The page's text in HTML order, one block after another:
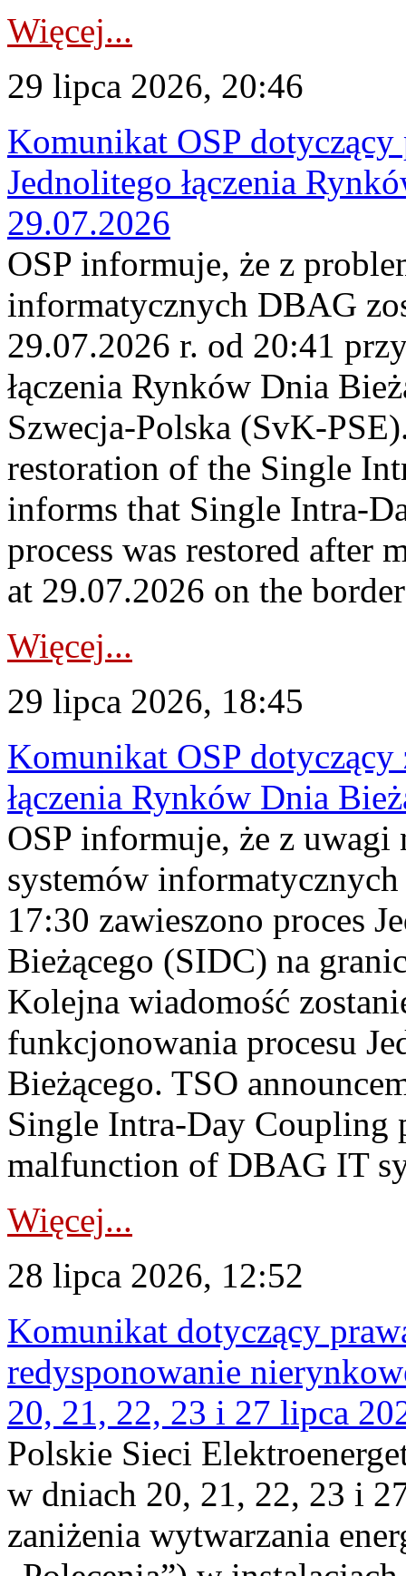
Więcej...
29 lipca 2026, 20:46
Komunikat OSP
Jednolitego łączenia
29.07.2026
OSP informuje, że z
informatycznych DBAG
29.07.2026 r. od 20:41
łączenia Rynków Dnia
Szwecja-Polska (SvK-
restoration of the Single
informs that Single Intra-
process was restored after
at 29.07.2026 on the
Więcej...
29 lipca 2026, 18:45
Komunikat OSP dotyczący
łączenia Rynków Dnia
OSP informuje, że z uwagi
systemów
17:30 zawieszono proces
Bieżącego (SIDC) na
Kolejna wiadomość
funkcjonowania procesu
Bieżącego. TSO
Single Intra-Day Coupling
malfunction of DBAG IT
Więcej...
28 lipca 2026, 12:52
Komunikat dotyczący
redysponowanie
20, 21, 22, 23 i 27 lipca
Polskie Sieci
w dniach 20, 21, 22, 23 i
zaniżenia wytwarzania